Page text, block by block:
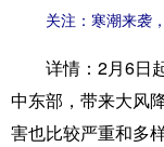
关注：寒潮来袭
详情： 2月6日
中东部，带来大风
害也比较严重和多